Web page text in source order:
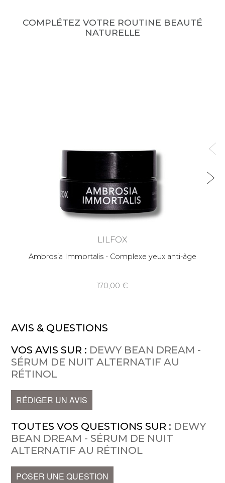
COMPLÉTEZ VOTRE ROUTINE BEAUTÉ
NATURELLE
LILFOX
Ambrosia Immortalis - Complexe yeux anti-âge
170,00
AVIS & QUESTIONS
VOS AVIS SUR : DEWY BEAN DREAM -
SÉRUM DE NUIT ALTERNATIF AU
RÉTINOL
RÉDIGER UN AVIS
TOUTES VOS QUESTIONS SUR : DEWY
BEAN DREAM - SÉRUM DE NUIT
ALTERNATIF AU RÉTINOL
POSER UNE QUESTION